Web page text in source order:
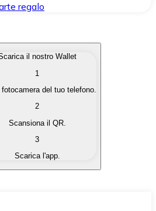
regalo
che ti interessano in modo
in valuta fiat quando ne
con un'altra
in un Wallet self-custodial.
il nostro Wallet
1
del tuo telefono.
2
Scansiona il QR.
3
Scarica l'app.